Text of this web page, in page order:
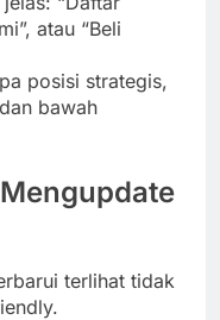
atau “Beli
posisi strategis,
bawah
terlihat tidak